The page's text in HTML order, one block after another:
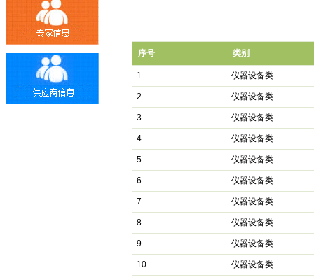
序号 类别
1 仪器设备类
2 仪器设备类
3 仪器设备类
4 仪器设备类
5 仪器设备类
6 仪器设备类
7 仪器设备类
8 仪器设备类
9 仪器设备类
10 仪器设备类